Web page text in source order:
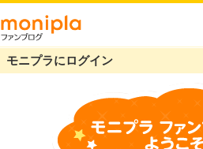
モニプラにログイン